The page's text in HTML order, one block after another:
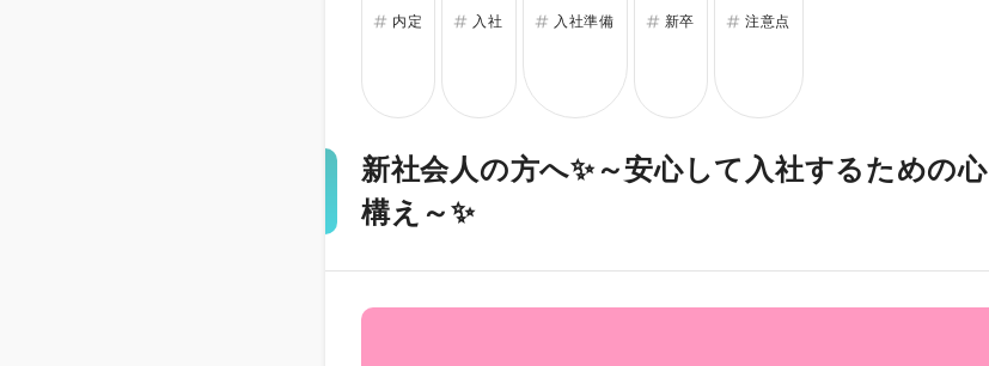
新着求人から探す
内定 入社 入社準備 新卒 注意点
新社会人の方へ✨～安心して入社するための心
構え～✨